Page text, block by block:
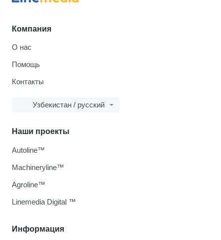
Компания
О нас
Помощь
Контакты
Узбекистан / русский
Информация
Наши проекты
Autoline™
Machineryline™
Agroline™
Linemedia Digital ™